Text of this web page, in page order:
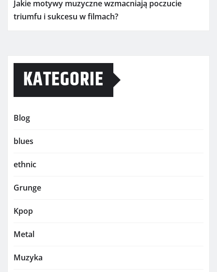
Jakie motywy muzyczne wzmacniają poczucie
triumfu i sukcesu w filmach?
KATEGORIE
Blog
blues
ethnic
Grunge
Kpop
Metal
Muzyka